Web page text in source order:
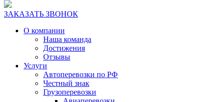
ЗАКАЗАТЬ ЗВОНОК
О компании
Наша команда
Достижения
Отзывы
Услуги
Автоперевозки по РФ
Честный знак
Грузоперевозки